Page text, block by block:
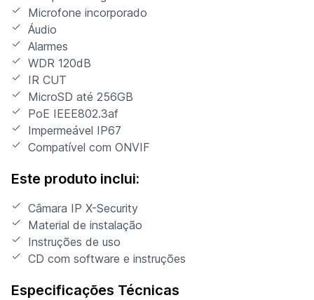
Microfone incorporado
Áudio
Alarmes
WDR 120dB
IR CUT
MicroSD até 256GB
PoE IEEE802.3af
Impermeável IP67
Compatível com ONVIF
Este produto inclui:
Câmara IP X-Security
Material de instalação
Instruções de uso
CD com software e instruções
Especificações Técnicas